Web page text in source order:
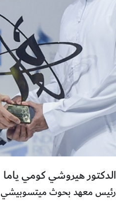
الدكتور هيروشي كومي ياما
رئيس معهد بحوث ميتسوبيشي